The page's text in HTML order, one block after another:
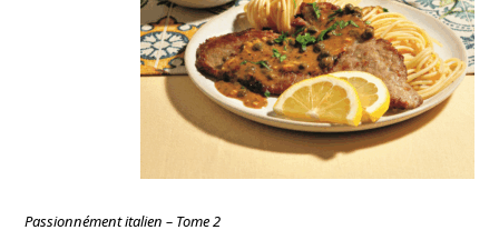
Passionnément italien – Tome 2